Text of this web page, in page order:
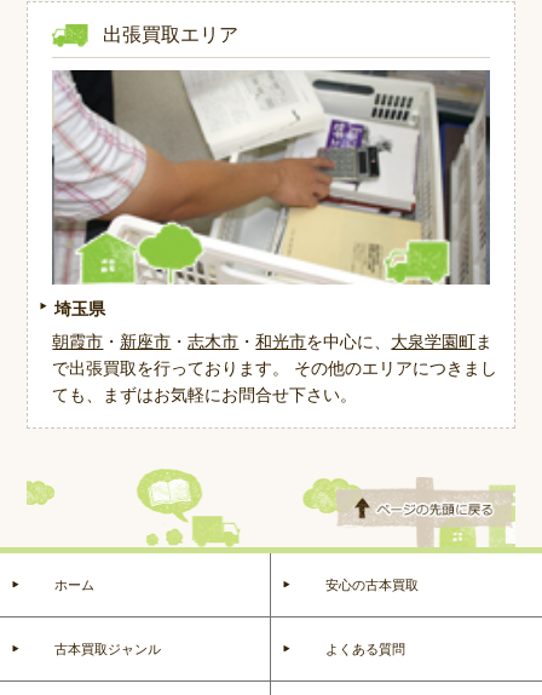
出張買取エリア
埼玉県
朝霞市 ・ 新座市 ・志木市 ・和光市を中心に、 大泉学園町 ま
で出張買取を行っております。 その他のエリアにつきまし
ても、まずはお気軽にお問合せ下さい。
ホーム 安心の古本買取
古本買取ジャンル よくある質問